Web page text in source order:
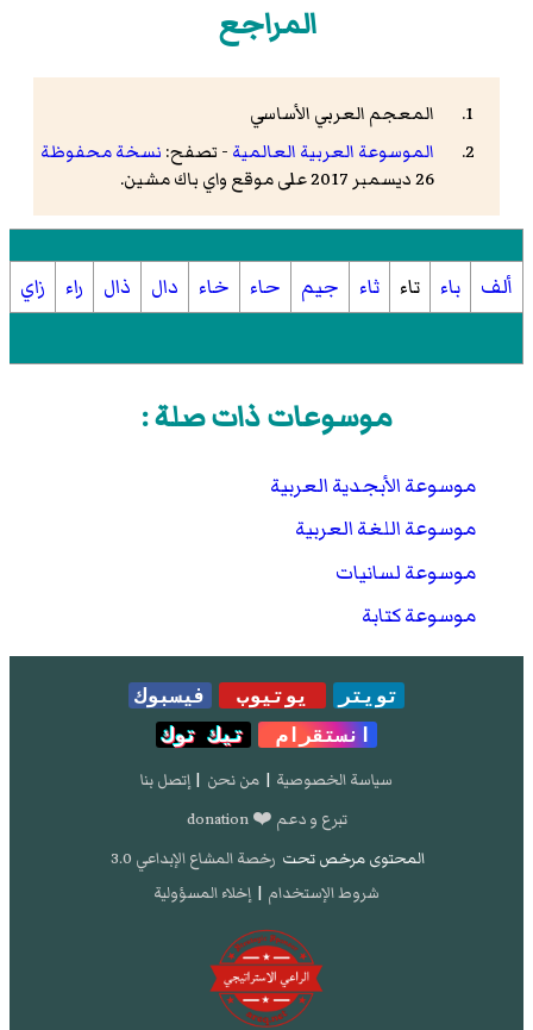
المراجع
المعجم العربي الأساسي
الموسوعة العربية العالمية - تصفح: نسخة محفوظة
26 ديسمبر 2017 على موقع واي باك مشين.
ألف باء تاء ثاء جيم حاء خاء دال ذال راء زاي
موسوعات ذات صلة :
موسوعة الأبجدية العربية
موسوعة اللغة العربية
موسوعة لسانيات
موسوعة كتابة
تويتر يوتيوب
فيسبوك
انستقرام
تيك توك
سياسة الخصوصية | من نحن | إتصل بنا
تبرع و دعم ❤️ donation
المحتوى مرخص تحت رخصة المشاع الإبداعي 3.0
شروط الإستخدام | إخلاء المسؤولية